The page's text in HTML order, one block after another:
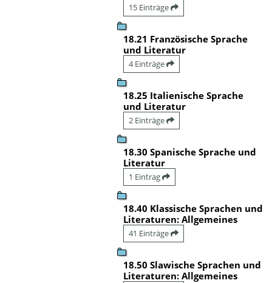
15 Einträge
18.21 Französische Sprache
und Literatur
4 Einträge
18.25 Italienische Sprache
und Literatur
2 Einträge
18.30 Spanische Sprache und
Literatur
1 Eintrag
18.40 Klassische Sprachen und
Literaturen: Allgemeines
41 Einträge
18.50 Slawische Sprachen und
Literaturen: Allgemeines